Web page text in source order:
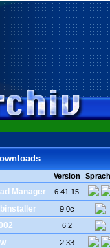
Version
Manager 6.41.15
9.0c
6.2
2.33